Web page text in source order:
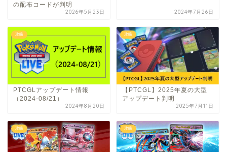
の配布コードが判明
2026年5月23日 2024年7月26日
攻略
PTCGLアップデート情報
（2024-08/21）
2024年8月20日
攻略
【PTCGL】2025年夏の大型
アップデート判明
2025年7月11日
攻略 攻略